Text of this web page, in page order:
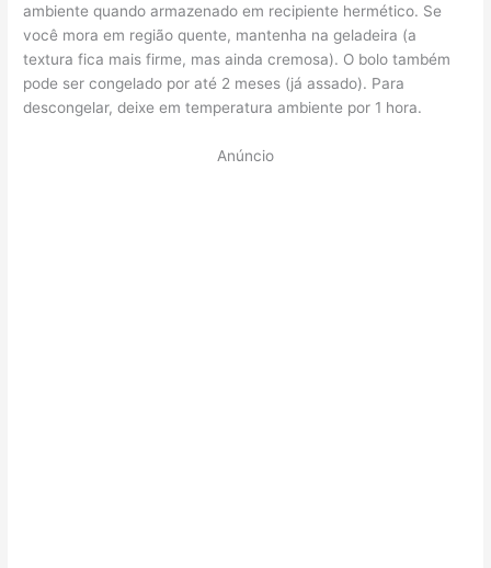
ambiente quando armazenado em recipiente hermético. Se
você mora em região quente, mantenha na geladeira (a
textura fica mais firme, mas ainda cremosa). O bolo também
pode ser congelado por até 2 meses (já assado). Para
descongelar, deixe em temperatura ambiente por 1 hora.
Anúncio